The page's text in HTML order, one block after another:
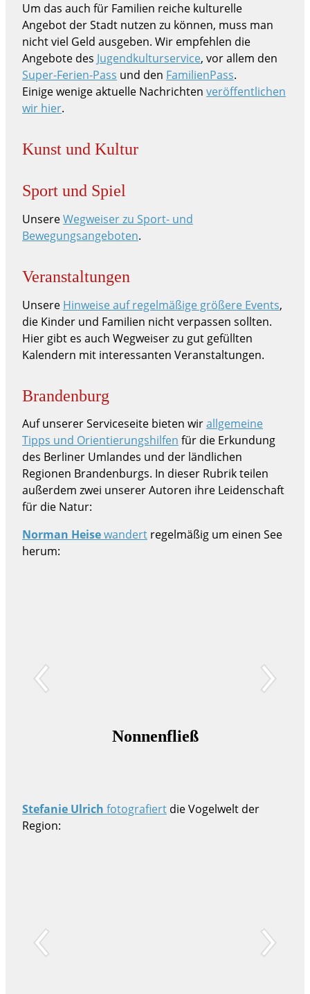
Um das auch für Familien reiche kulturelle
Angebot der Stadt nutzen zu können, muss man
nicht viel Geld ausgeben. Wir empfehlen die
Angebote des Jugendkulturservice, vor allem den
Super-Ferien-Pass und den FamilienPass.
Einige wenige aktuelle Nachrichten veröffentlichen
wir hier.
Kunst und Kultur
Sport und Spiel
UnsereWegweiser zu Sport- und
Bewegungsangeboten.
Veranstaltungen
Unsere Hinweise auf regelmäßige größere Events,
die Kinder und Familien nicht verpassen sollten.
Hier gibt es auch Wegweiser zu gut gefüllten
Kalendern mit interessanten Veranstaltungen.
Brandenburg
Auf unserer Serviceseite bieten wirallgemeine
Tipps und Orientierungshilfen für die Erkundung
des Berliner Umlandes und der ländlichen
Regionen Brandenburgs. In dieser Rubrik teilen
außerdem zwei unserer Autoren ihre Leidenschaft
für die Natur:
Norman Heisewandert regelmäßig um einen See
herum:
Nonnenfließ
Stefanie Ulrich fotografiert die Vogelwelt der
Region: